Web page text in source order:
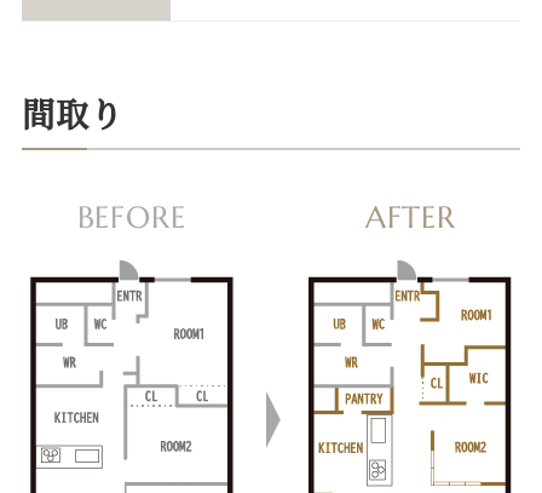
間取り
BEFORE AFTER